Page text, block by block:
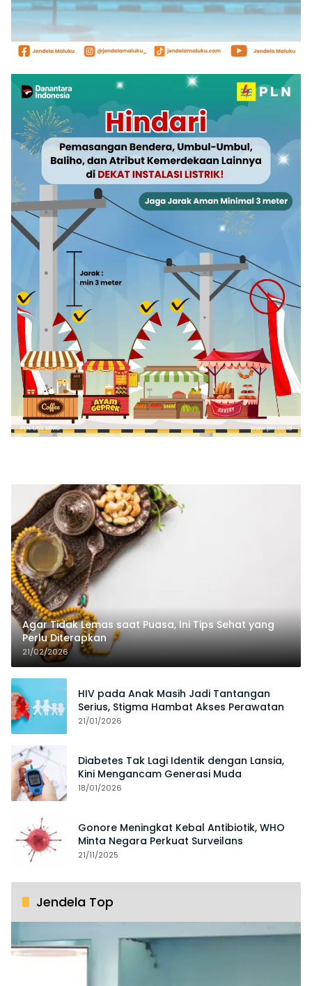
Agar Tidak Lemas saat Puasa, Ini Tips Sehat yang
Perlu Diterapkan
21/02/2026
HIV pada Anak Masih Jadi Tantangan
Serius, Stigma Hambat Akses Perawatan
21/01/2026
Diabetes Tak Lagi Identik dengan Lansia,
Kini Mengancam Generasi Muda
18/01/2026
Gonore Meningkat Kebal Antibiotik, WHO
Minta Negara Perkuat Surveilans
21/11/2025
Jendela Top